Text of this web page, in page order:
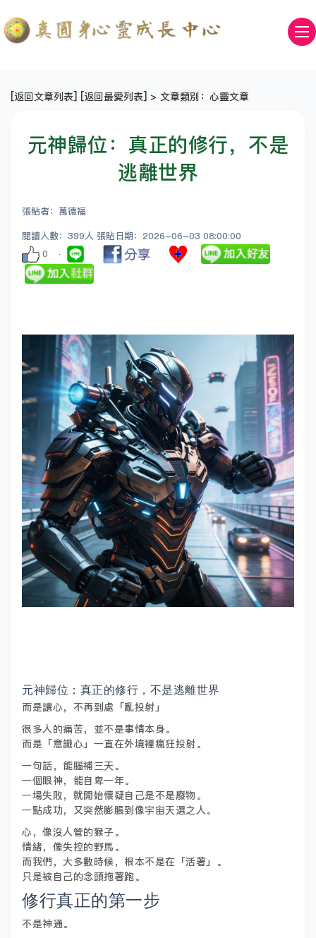
[返回文章列表] [返回最愛列表] > 文章類別：心靈文章
元神歸位：真正的修行，不是
逃離世界
張貼者：萬德福
閱讀人數：399人 張貼日期：2026-06-03 08:00:00
0
元神歸位：真正的修行，不是逃離世界
而是讓心，不再到處「亂投射」
很多人的痛苦，並不是事情本身。
而是「意識心」一直在外境裡瘋狂投射。
一句話，能腦補三天。
一個眼神，能自卑一年。
一場失敗，就開始懷疑自己是不是廢物。
一點成功，又突然膨脹到像宇宙天選之人。
心，像沒人管的猴子。
情緒，像失控的野馬。
而我們，大多數時候，根本不是在「活著」。
只是被自己的念頭拖著跑。
修行真正的第一步
不是神通。